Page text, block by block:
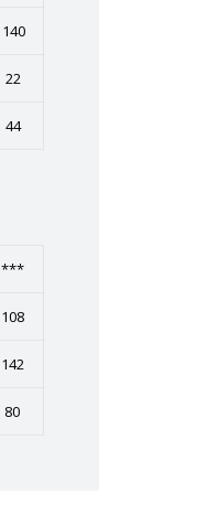
140
22
44
***
108
142
80